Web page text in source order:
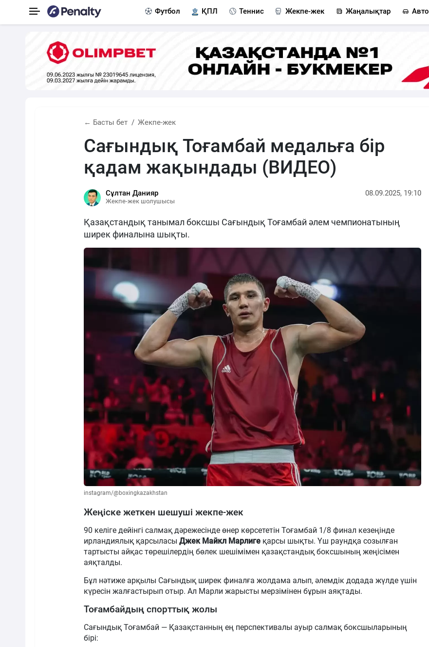
Футбол ҚПЛ Теннис Жекпе-жек Жаңалықтар Авто
← Басты бет Жекпе-жек
Сағындық Тоғамбай медальға бір
қадам жақындады (ВИДЕО)
Сұлтан Данияр
Жекпе-жек шолушысы
08.09.2025, 19:10
Қазақстандық танымал боксшы Сағындық Тоғамбай әлем чемпионатының
ширек финалына шықты.
instagram/@boxingkazakhstan
Жеңіске жеткен шешуші жекпе-жек
90 келіге дейінгі салмақ дәрежесінде өнер көрсететін Тоғамбай 1/8 финал кезеңінде
ирландиялық қарсыласы Джек Майкл Марлиге қарсы шықты. Үш раундқа созылған
тартысты айқас төрешілердің бөлек шешімімен қазақстандық боксшының жеңісімен
аяқталды.
Бұл нәтиже арқылы Сағындық ширек финалға жолдама алып, әлемдік додада жүлде үшін
күресін жалғастырып отыр. Ал Марли жарысты мерзімінен бұрын аяқтады.
Тоғамбайдың спорттық жолы
Сағындық Тоғамбай — Қазақстанның ең перспективалы ауыр салмақ боксшыларының
бірі: